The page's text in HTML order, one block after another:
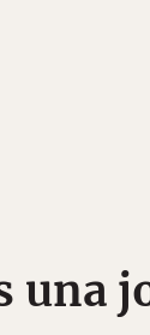
una